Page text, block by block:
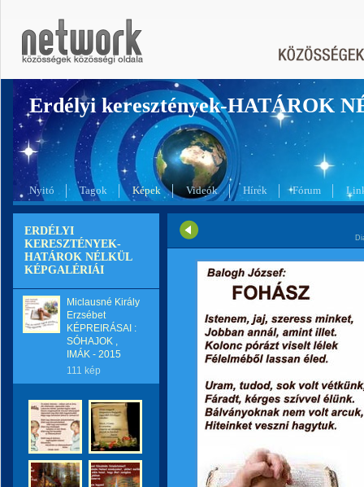
Erdélyi keresztények-HATÁROK
Nyitó Tagok Képek Videók Hírek Fórum
ERDÉLYI
KERESZTÉNYEK-
HATÁROK NÉLKÜL
KÉPGALÉRIÁI
Miclausné Király
Erzsébet
KÉPREIRÁSAI :
SÓHAJOK ,
IMÁK - 2015
111 kép